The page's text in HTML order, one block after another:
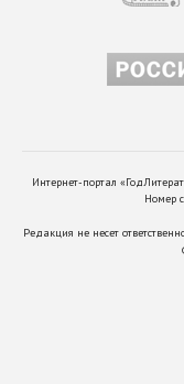
Интернет-портал
Номер
Редакция не несет